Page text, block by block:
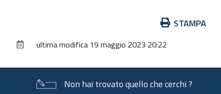
documento
STAMPA
ultima modifica 19 maggio 2023 20:22
Non hai trovato quello che cerchi ?